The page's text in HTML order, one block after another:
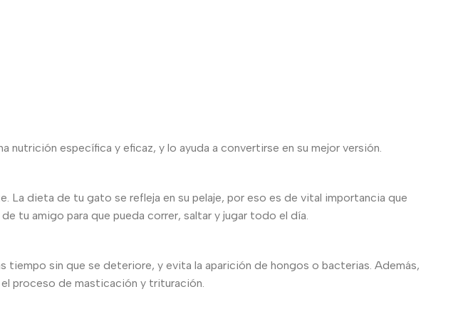
nutrición específica y eficaz, y lo ayuda a convertirse en su mejor versión.
La dieta de tu gato se refleja en su pelaje, por eso es de vital importancia que
tu amigo para que pueda correr, saltar y jugar todo el día.
tiempo sin que se deteriore, y evita la aparición de hongos o bacterias. Además,
proceso de masticación y trituración.